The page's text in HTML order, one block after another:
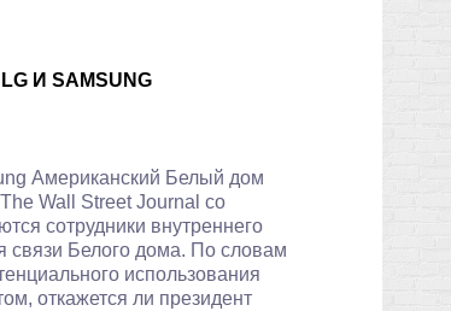
И SAMSUNG
Американский Белый дом
Wall Street Journal со
сотрудники внутреннего
связи Белого дома. По словам
использования
откажется ли президент